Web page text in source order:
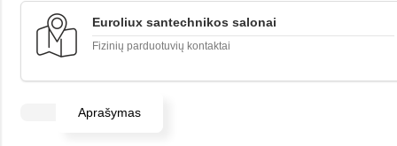
Euroliux santechnikos salonai
Fizinių parduotuvių kontaktai
Aprašymas